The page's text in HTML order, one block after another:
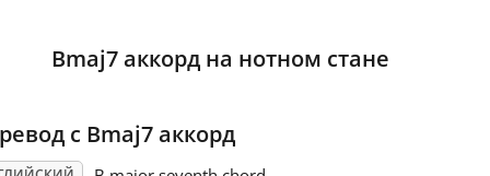
Bmaj7 аккорд на нотном стане
с Bmaj7 аккорд